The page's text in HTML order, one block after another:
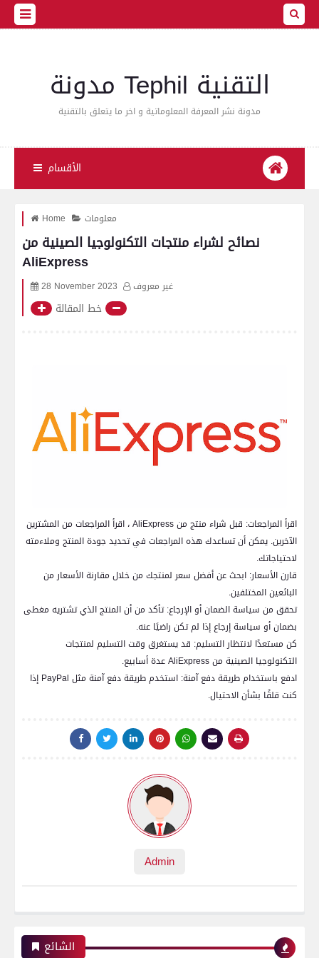
مدونة Tephil التقنية
مدونة نشر المعرفة المعلوماتية و اخر ما يتعلق بالتقنية
الأقسام
Home معلومات
نصائح لشراء منتجات التكنولوجيا الصينية من
AliExpress
28 November 2023 غير معروف
خط المقالة
اقرأ المراجعات: قبل شراء منتج من AliExpress ، اقرأ المراجعات من المشترين
الآخرين. يمكن أن تساعدك هذه المراجعات في تحديد جودة المنتج وملاءمته
لاحتياجاتك.
قارن الأسعار: ابحث عن أفضل سعر لمنتجك من خلال مقارنة الأسعار من
البائعين المختلفين.
تحقق من سياسة الضمان أو الإرجاع: تأكد من أن المنتج الذي تشتريه مغطى
بضمان أو سياسة إرجاع إذا لم تكن راضيًا عنه.
كن مستعدًا لانتظار التسليم: قد يستغرق وقت التسليم لمنتجات
التكنولوجيا الصينية من AliExpress عدة أسابيع.
ادفع باستخدام طريقة دفع آمنة: استخدم طريقة دفع آمنة مثل PayPal إذا
كنت قلقًا بشأن الاحتيال.
Admin
الشائع